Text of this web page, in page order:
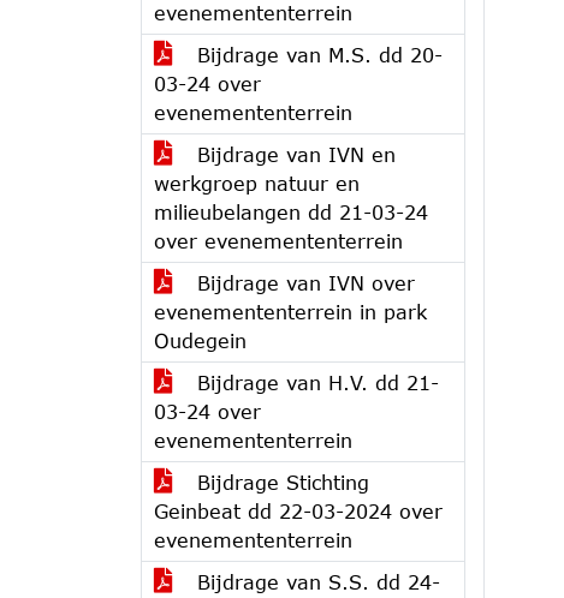
evenemententerrein
Bijdrage van M.S. dd 20-
03-24 over
evenemententerrein
Bijdrage van IVN en
werkgroep natuur en
milieubelangen dd 21-03-24
over evenemententerrein
Bijdrage van IVN over
evenemententerrein in park
Oudegein
Bijdrage van H.V. dd 21-
03-24 over
evenemententerrein
Bijdrage Stichting
Geinbeat dd 22-03-2024 over
evenemententerrein
Bijdrage van S.S. dd 24-